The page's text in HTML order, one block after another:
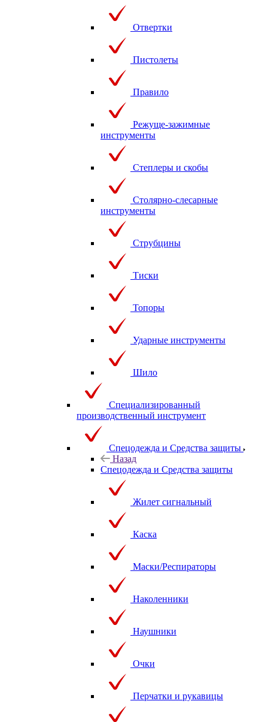
Отвертки
Пистолеты
Правило
Режуще-зажимные
инструменты
Степлеры и скобы
Столярно-слесарные
инструменты
Струбцины
Тиски
Топоры
Ударные инструменты
Шило
Специализированный
производственный инструмент
Спецодежда и Средства защиты
Назад
Спецодежда и Средства защиты
Жилет сигнальный
Каска
Маски/Респираторы
Наколенники
Наушники
Очки
Перчатки и рукавицы